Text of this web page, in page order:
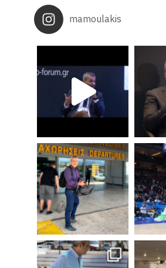
mamoulakis